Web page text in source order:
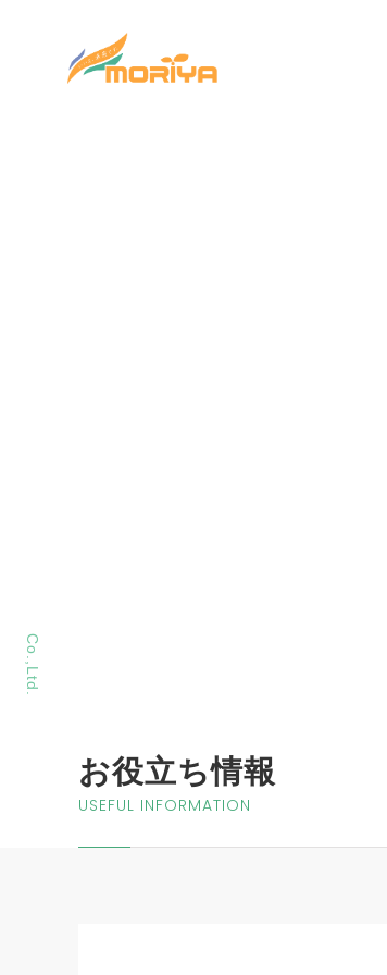
Co.,Ltd.
お役立ち情報
USEFUL INFORMATION